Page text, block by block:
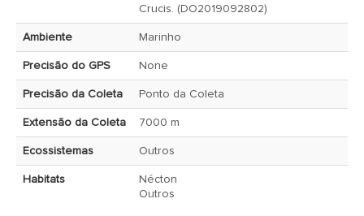
Crucis. (DO2019092802)
Ambiente Marinho
Precisão do GPS None
Precisão da Coleta Ponto da Coleta
Extensão da Coleta 7000 m
Ecossistemas Outros
Habitats
Nécton
Outros